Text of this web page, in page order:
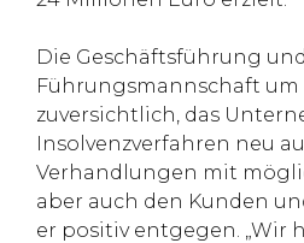
Die Geschäftsführung und
Führungsmannschaft um
zuversichtlich, das
Insolvenzverfahren neu
Verhandlungen mit
aber auch den Kunden
er positiv entgegen. „Wir